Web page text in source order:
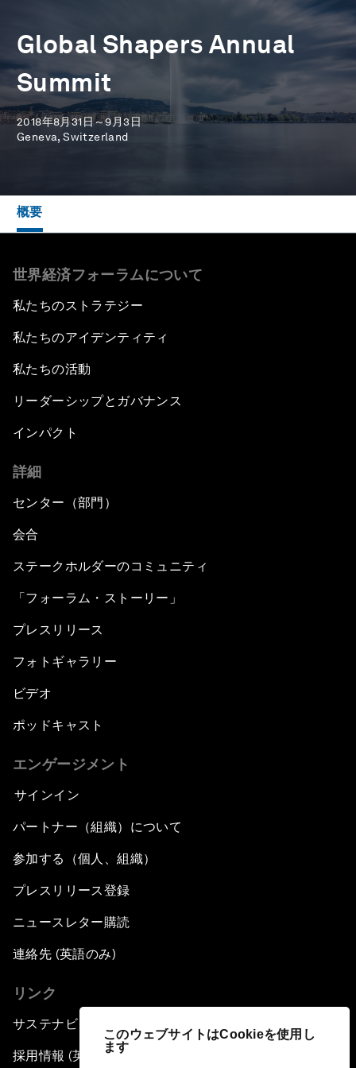
このウェブサイトはCookieを使用し
ます
Global Shapers Annual
Summit
2018年8月31日～9月3日
Geneva, Switzerland
概要
世界経済フォーラムについて
私たちのストラテジー
私たちのアイデンティティ
私たちの活動
リーダーシップとガバナンス
インパクト
詳細
センター（部門）
会合
ステークホルダーのコミュニティ
「フォーラム・ストーリー」
プレスリリース
フォトギャラリー
ビデオ
ポッドキャスト
エンゲージメント
サインイン
パートナー（組織）について
参加する（個人、組織）
プレスリリース登録
ニュースレター購読
連絡先 (英語のみ)
リンク
サステナビリティへの取り組み
採用情報 (英語のみ)